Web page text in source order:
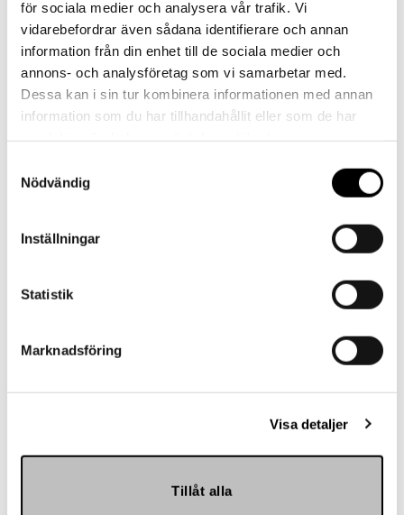
för sociala medier och analysera vår trafik. Vi
vidarebefordrar även sådana identifierare och annan
information från din enhet till de sociala medier och
annons- och analysföretag som vi samarbetar med.
Dessa kan i sin tur kombinera informationen med annan
information som du har tillhandahållit eller som de har
Nödvändig
Inställningar
Statistik
Marknadsföring
Visa detaljer
Tillåt alla
Kontakt
Referenser